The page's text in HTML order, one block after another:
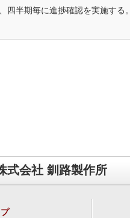
四半期毎に進捗確認を実施する。
式会社 釧路製作所